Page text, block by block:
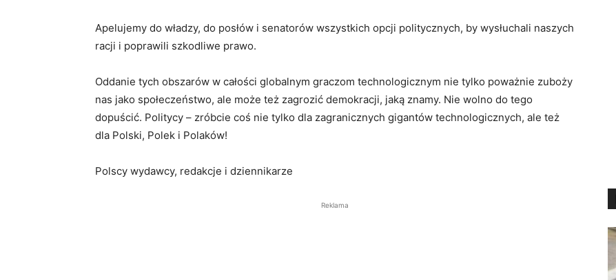
Apelujemy do władzy, do posłów i senatorów wszystkich opcji politycznych, by wysłuchali naszych
racji i poprawili szkodliwe prawo.
Oddanie tych obszarów w całości globalnym graczom technologicznym nie tylko poważnie zuboży
nas jako społeczeństwo, ale może też zagrozić demokracji, jaką znamy. Nie wolno do tego
dopuścić. Politycy – zróbcie coś nie tylko dla zagranicznych gigantów technologicznych, ale też
dla Polski, Polek i Polaków!
Polscy wydawcy, redakcje i dziennikarze
Reklama